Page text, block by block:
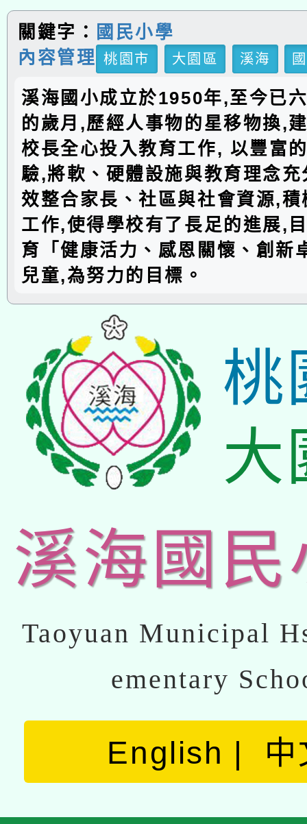
關鍵字：
國民小學
內容管理
桃園市 大園區 溪海
溪海國小成立於1950年,至今已
的歲月,歷經人事物的星移物換,
校長全心投入教育工作, 以豐富
驗,將軟、硬體設施與教育理念
效整合家長、社區與社會資源,
工作,使得學校有了長足的進展,
育「健康活力、感恩關懷、創新
兒童,為努力的目標。
桃
大
溪海國民
Taoyuan Municipal
ementary
English 中